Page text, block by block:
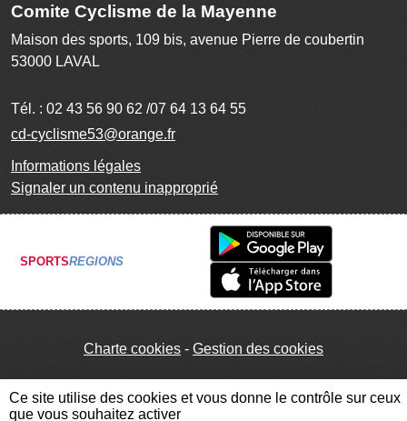
Comite Cyclisme de la Mayenne
Maison des sports, 109 bis, avenue Pierre de coubertin
53000 LAVAL
Tél. : 02 43 56 90 62 /07 64 13 64 55
cd-cyclisme53@orange.fr
Informations légales
Signaler un contenu inapproprié
SPORTSREGIONS
Charte cookies Gestion des cookies
Ce site utilise des cookies et vous donne le contrôle sur ceux
que vous souhaitez activer